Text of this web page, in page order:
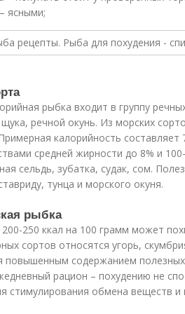
ясными;
рыбка входит в группу
речной окунь. Из морских
калорийность
средней жирности до 8% и
сельдь, зубатка, судак, сом.
тунца и морского окуня.
рыбка
250 ккал на 100 грамм может
сортов относятся угорь,
повышенным содержанием
рацион – похудению не
стимулирования обмена веществ и